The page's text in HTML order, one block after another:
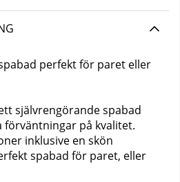
perfekt för paret eller
självrengörande spabad
förväntningar på kvalitet.
inklusive en skön
spabad för paret, eller